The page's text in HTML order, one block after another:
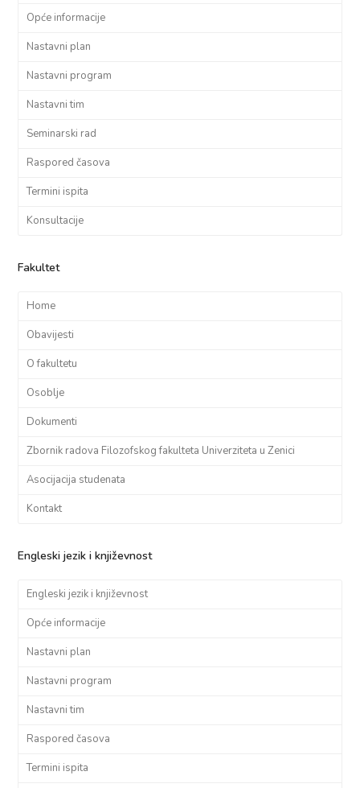
Opće informacije
Nastavni plan
Nastavni program
Nastavni tim
Seminarski rad
Raspored časova
Termini ispita
Konsultacije
Fakultet
Home
Obavijesti
O fakultetu
Osoblje
Dokumenti
Zbornik radova Filozofskog fakulteta Univerziteta u Zenici
Asocijacija studenata
Kontakt
Engleski jezik i književnost
Engleski jezik i književnost
Opće informacije
Nastavni plan
Nastavni program
Nastavni tim
Raspored časova
Termini ispita